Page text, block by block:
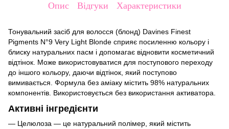
Опис Відгуки Характеристики
Тонувальний засіб для волосся (блонд) Davines Finest
Pigments N°9 Very Light Blonde сприяє посиленню кольору і
блиску натуральних пасм і допомагає відновити косметичний
відтінок. Може використовуватися для поступового переходу
до іншого кольору, даючи відтінок, який поступово
вимивається. Формула без аміаку містить 98% натуральних
компонентів. Використовується без використання активатора.
Активні інгредієнти
— Целюлоза — це натуральний полімер, який містить